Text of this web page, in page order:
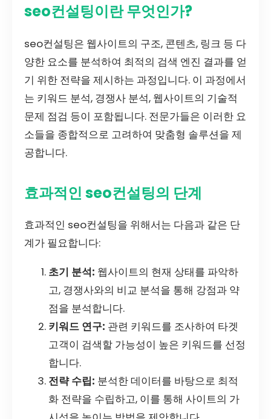
seo컨설팅이란 무엇인가?
seo컨설팅은 웹사이트의 구조, 콘텐츠, 링크 등 다
양한 요소를 분석하여 최적의 검색 엔진 결과를 얻
기 위한 전략을 제시하는 과정입니다. 이 과정에서
는 키워드 분석, 경쟁사 분석, 웹사이트의 기술적
문제 점검 등이 포함됩니다. 전문가들은 이러한 요
소들을 종합적으로 고려하여 맞춤형 솔루션을 제
공합니다.
효과적인 seo컨설팅의 단계
효과적인 seo컨설팅을 위해서는 다음과 같은 단
계가 필요합니다:
초기 분석: 웹사이트의 현재 상태를 파악하
고, 경쟁사와의 비교 분석을 통해 강점과 약
점을 분석합니다.
키워드 연구: 관련 키워드를 조사하여 타겟
고객이 검색할 가능성이 높은 키워드를 선정
합니다.
전략 수립: 분석한 데이터를 바탕으로 최적
화 전략을 수립하고, 이를 통해 사이트의 가